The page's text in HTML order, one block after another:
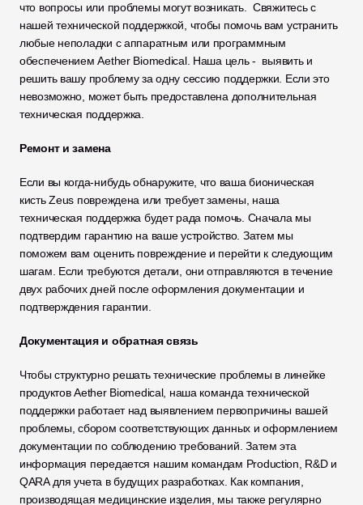
что вопросы или проблемы могут возникать.  Свяжитесь с
нашей технической поддержкой, чтобы помочь вам устранить
любые неполадки с аппаратным или программным
обеспечением Aether Biomedical. Наша цель -  выявить и
решить вашу проблему за одну сессию поддержки. Если это
невозможно, может быть предоставлена дополнительная
техническая поддержка.
Ремонт и замена
Если вы когда-нибудь обнаружите, что ваша бионическая
кисть Zeus повреждена или требует замены, наша
техническая поддержка будет рада помочь. Сначала мы
подтвердим гарантию на ваше устройство. Затем мы
поможем вам оценить повреждение и перейти к следующим
шагам. Если требуются детали, они отправляются в течение
двух рабочих дней после оформления документации и
подтверждения гарантии.
Документация и обратная связь
Чтобы структурно решать технические проблемы в линейке
продуктов Aether Biomedical, наша команда технической
поддержки работает над выявлением первопричины вашей
проблемы, сбором соответствующих данных и оформлением
документации по соблюдению требований. Затем эта
информация передается нашим командам Production, R&D и
QARA для учета в будущих разработках. Как компания,
производящая медицинские изделия, мы также регулярно